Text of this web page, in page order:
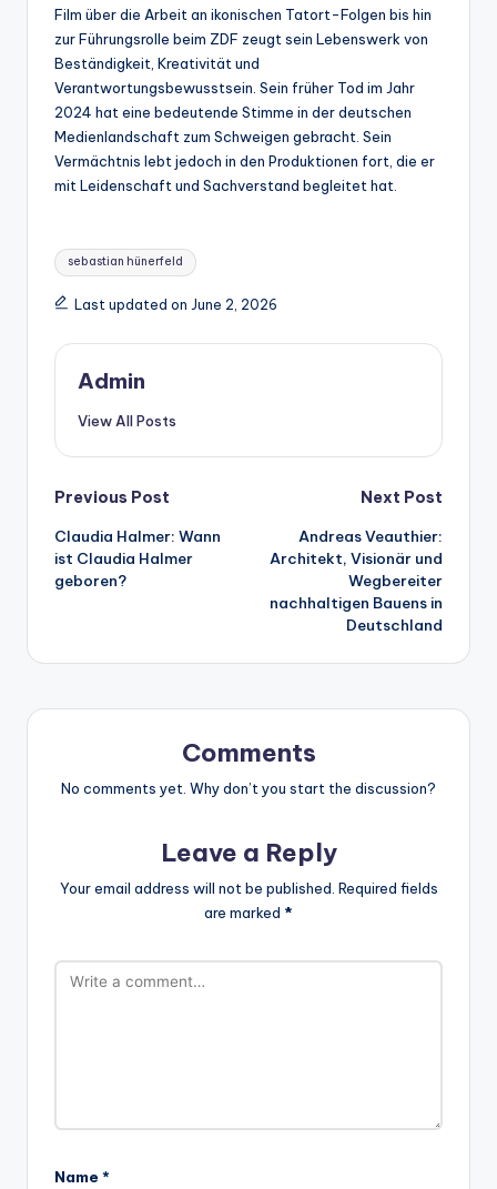
Film über die Arbeit an ikonischen Tatort-Folgen bis hin
zur Führungsrolle beim ZDF zeugt sein Lebenswerk von
Beständigkeit, Kreativität und
Verantwortungsbewusstsein. Sein früher Tod im Jahr
2024 hat eine bedeutende Stimme in der deutschen
Medienlandschaft zum Schweigen gebracht. Sein
Vermächtnis lebt jedoch in den Produktionen fort, die er
mit Leidenschaft und Sachverstand begleitet hat.
Tags:
sebastian hünerfeld
Last updated on June 2, 2026
Admin
View All Posts
Post
navigation
Previous Post
Claudia Halmer: Wann
ist Claudia Halmer
geboren?
Next Post
Andreas Veauthier:
Architekt, Visionär und
Wegbereiter
nachhaltigen Bauens in
Deutschland
Comments
No comments yet. Why don’t you start the discussion?
Leave a Reply
Your email address will not be published. Required fields
are marked *
Name *